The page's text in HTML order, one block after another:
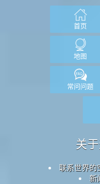
首页
地图
常问问题
关
联系世界的
新